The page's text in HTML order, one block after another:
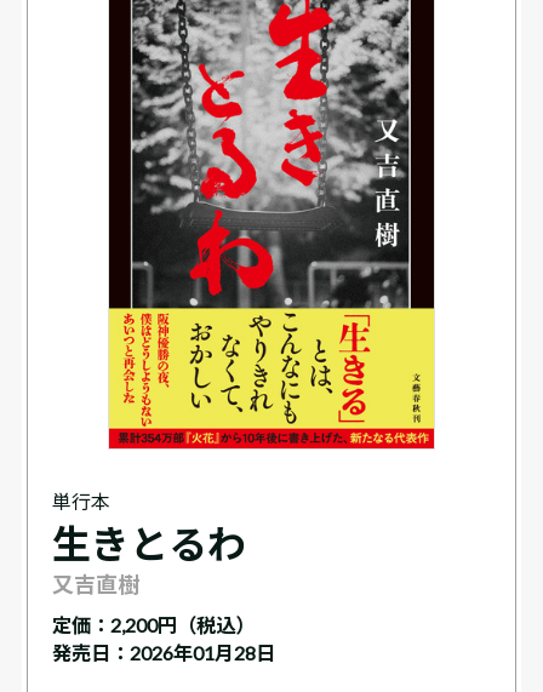
単行本
生きとるわ
又吉直樹
定価： 2,200円（税込）
発売日：2026年01月28日